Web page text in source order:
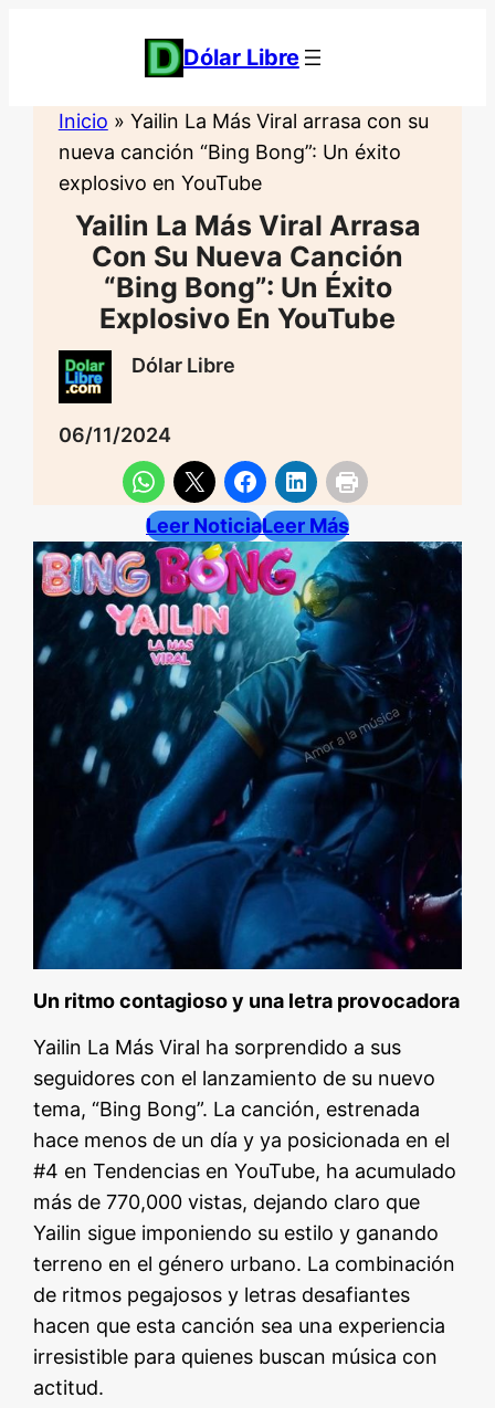
Dólar Libre
Inicio » Yailin La Más Viral arrasa con su
nueva canción “Bing Bong”: Un éxito
explosivo en YouTube
Yailin La Más Viral Arrasa
Con Su Nueva Canción
“Bing Bong”: Un Éxito
Explosivo En YouTube
Dólar Libre
06/11/2024
Leer NoticiaLeer Más
Un ritmo contagioso y una letra provocadora
Yailin La Más Viral ha sorprendido a sus
seguidores con el lanzamiento de su nuevo
tema, “Bing Bong”. La canción, estrenada
hace menos de un día y ya posicionada en el
#4 en Tendencias en YouTube, ha acumulado
más de 770,000 vistas, dejando claro que
Yailin sigue imponiendo su estilo y ganando
terreno en el género urbano. La combinación
de ritmos pegajosos y letras desafiantes
hacen que esta canción sea una experiencia
irresistible para quienes buscan música con
actitud.